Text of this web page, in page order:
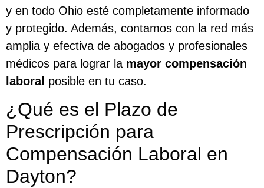
y en todo Ohio esté completamente informado
y protegido. Además, contamos con la red más
amplia y efectiva de abogados y profesionales
médicos para lograr la mayor compensación
laboral posible en tu caso.
¿Qué es el Plazo de
Prescripción para
Compensación Laboral en
Dayton?